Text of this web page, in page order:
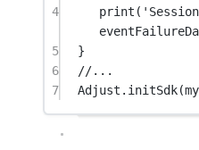
4
print (
5
}
6
//...
7
Adjust . initSdk